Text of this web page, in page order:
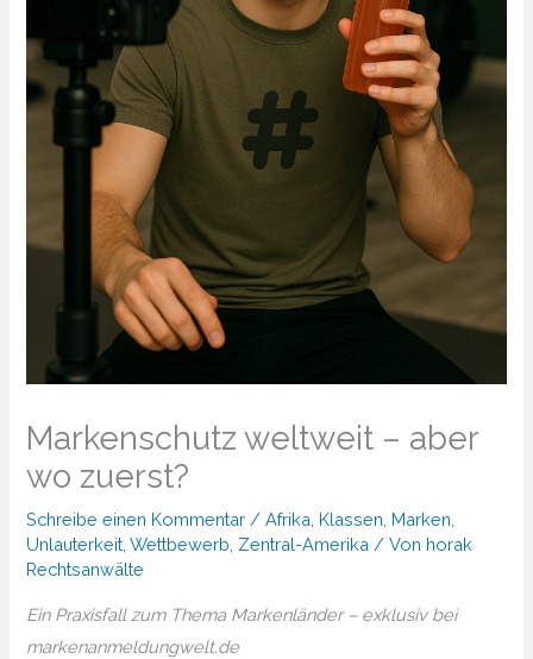
Markenschutz weltweit – aber
wo zuerst?
Schreibe einen Kommentar /Afrika Klassen Marken
Unlauterkeit ,Wettbewerb Zentral-Amerika / Von horak
Rechtsanwälte
Ein Praxisfall zum Thema Markenländer – exklusiv bei
markenanmeldungwelt.de